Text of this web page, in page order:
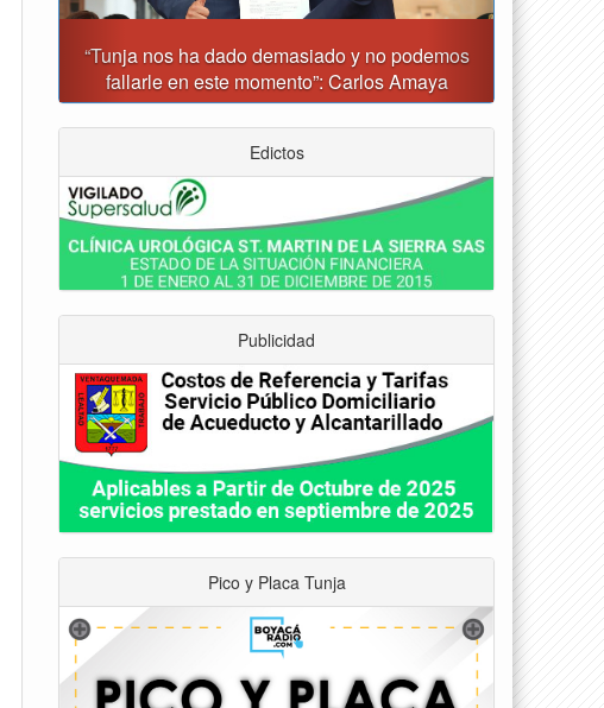
Tunja prohibirá este viernes la venta de licor, el uso
de drones y otras actividades
Edictos
Publicidad
Pico y Placa Tunja